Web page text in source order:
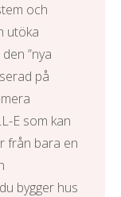
och
utöka
”nya
på
E som kan
från bara en
bygger hus